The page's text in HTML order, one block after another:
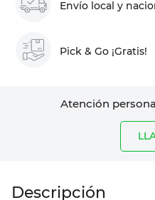
Envío local y
Pick & Go ¡Gratis!
Atención